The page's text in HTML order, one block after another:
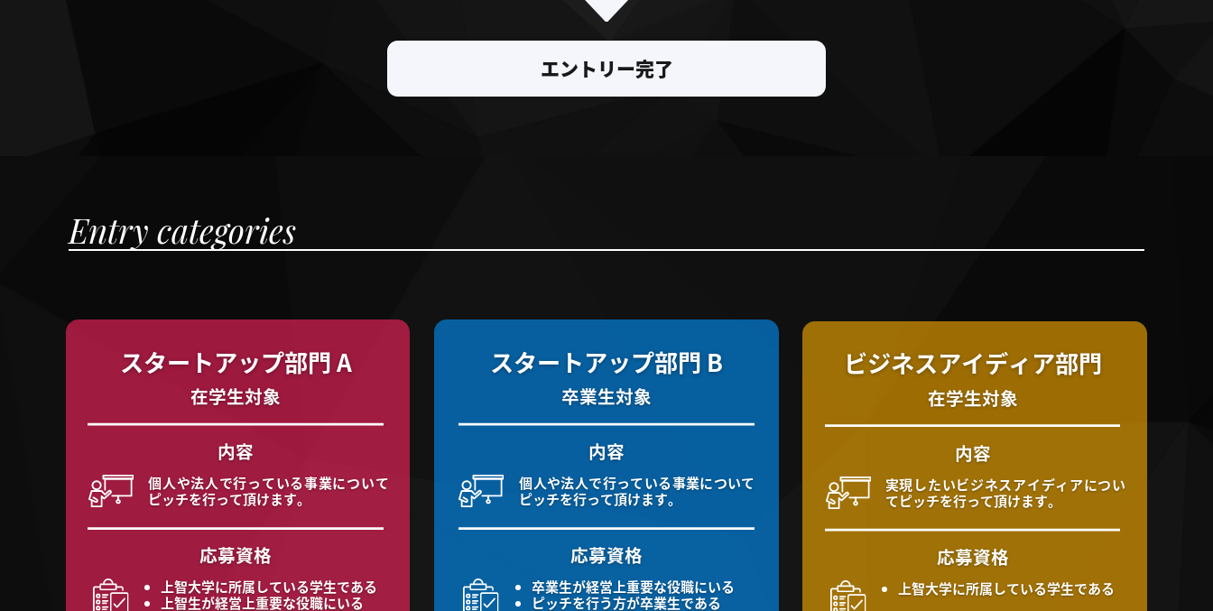
エントリー完了
Entry categories
スタートアップ部門 A
在学生対象
内容
個人や法人で行っている事業について
ピッチを行って頂けます。
応募資格
上智大学に所属している学生である
上智生が経営上重要な役職にいる
スタートアップ部門 B
卒業生対象
内容
個人や法人で行っている事業について
ピッチを行って頂けます。
応募資格
卒業生が経営上重要な役職にいる
ピッチを行う方が卒業生である
ビジネスアイディア部門
在学生対象
内容
実現したいビジネスアイディアについ
てピッチを行って頂けます。
応募資格
上智大学に所属している学生である